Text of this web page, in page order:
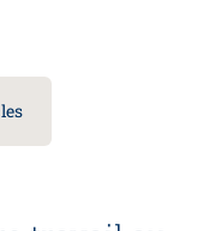
prochaines années.
et les conditions